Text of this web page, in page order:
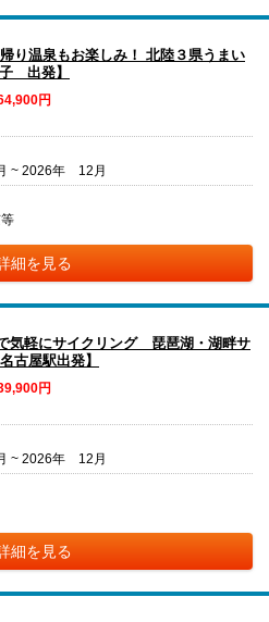
り温泉もお楽しみ！ 北陸３県うまい
出発】
円
~ 2026年 12月
細を見る
気軽にサイクリング 琵琶湖・湖畔サ
古屋駅出発】
円
~ 2026年 12月
細を見る